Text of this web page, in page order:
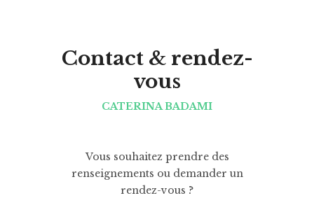
Contact & rendez-
vous
CATERINA BADAMI
Vous souhaitez prendre des
renseignements ou demander un
rendez-vous ?